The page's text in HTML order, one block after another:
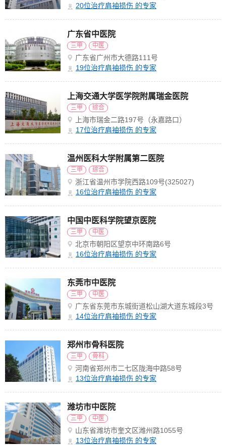
20位治疗肩袖损伤 的专家
广东省中医院
三甲 中医
广东省广州市大德路111号
19位治疗肩袖损伤 的专家
上海交通大学医学院附属瑞金医院
三甲 综合
上海市瑞金二路197号（永嘉路口）
17位治疗肩袖损伤 的专家
温州医科大学附属第二医院
三甲 综合
浙江省温州市学院西路109号(325027)
16位治疗肩袖损伤 的专家
中国中医科学院望京医院
三甲 中医
北京市朝阳区望京中环南路6号
16位治疗肩袖损伤 的专家
东莞市中医院
三甲 中医
广东省东莞市东城街道松山湖大道东城段3号
14位治疗肩袖损伤 的专家
郑州市骨科医院
三甲 骨科
河南省郑州市二七区陇海中路58号
13位治疗肩袖损伤 的专家
潍坊市中医院
三甲 中医
山东省潍坊市奎文区潍州路1055号
13位治疗肩袖损伤 的专家